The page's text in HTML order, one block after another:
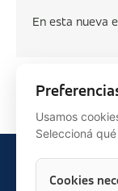
En esta nueva
Usamos
Seleccioná
Cookies